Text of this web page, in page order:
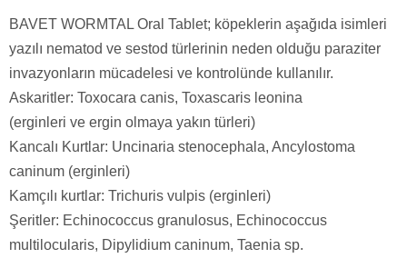
BAVET WORMTAL Oral Tablet; köpeklerin aşağıda isimleri
yazılı nematod ve sestod türlerinin neden olduğu paraziter
invazyonların mücadelesi ve kontrolünde kullanılır.
Askaritler: Toxocara canis, Toxascaris leonina
(erginleri ve ergin olmaya yakın türleri)
Kancalı Kurtlar: Uncinaria stenocephala, Ancylostoma
caninum (erginleri)
Kamçılı kurtlar: Trichuris vulpis (erginleri)
Şeritler: Echinococcus granulosus, Echinococcus
multilocularis, Dipylidium caninum, Taenia sp.